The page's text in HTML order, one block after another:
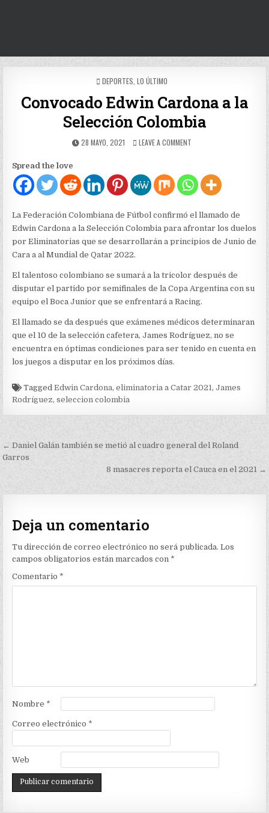
POSTED
DEPORTES LO ÚLTIMO
Convocado Edwin Cardona a la
Selección Colombia
PUBLISHED
28 MAYO, 2021 LEAVE A COMMENTON
CARDONA
A
LA
COLOMBIA
Spread the love
La Federación Colombiana de Fútbol confirmó el llamado de
Edwin Cardona a la Selección Colombia para afrontar los duelos
por Eliminatorias que se desarrollarán a principios de Junio de
Cara a al Mundial de Qatar 2022.
El talentoso colombiano se sumará a la tricolor después de
disputar el partido por semifinales de la Copa Argentina con su
equipo el Boca Junior que se enfrentará a Racing.
El llamado se da después que exámenes médicos determinaran
que el 10 de la selección cafetera, James Rodríguez, no se
encuentra en óptimas condiciones para ser tenido en cuenta en
los juegos a disputar en los próximos días.
TaggedEdwin Cardona,eliminatoria a Catar 2021,James
Rodríguez,seleccion colombia
Navegación
de
← Daniel Galán también se metió al cuadro general del Roland
Garros
8 masacres reporta el Cauca en el 2021 →
Deja un comentario
Tu dirección de correo electrónico no será publicada. Los
campos obligatorios están marcados con *
Comentario *
Nombre *
Correo electrónico *
Web